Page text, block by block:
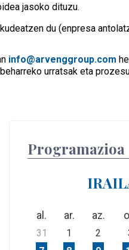
jasoko dituzu.
du (enpresa
info@arvenggroup.com
urratsak eta
Programazioa
al. ar. az.
31 1 2